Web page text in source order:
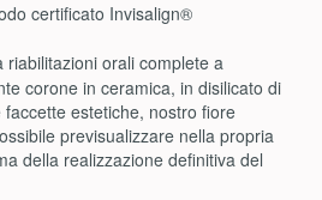
certificato Invisalign®
riabilitazioni orali complete a
corone in ceramica, in disilicato di
estetiche, nostro fiore
previsualizzare nella propria
della realizzazione definitiva del